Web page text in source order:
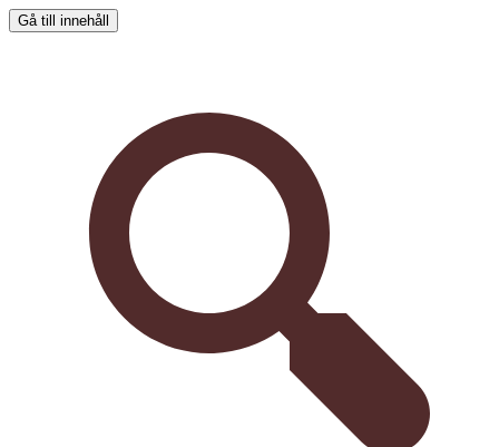
Gå till innehåll